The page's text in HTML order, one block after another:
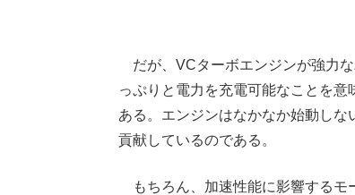
だが、VCターボエンジンが強力
っぷりと電力を充電可能なことを
ある。エンジンはなかなか始動し
貢献しているのである。
もちろん、加速性能に影響するモ